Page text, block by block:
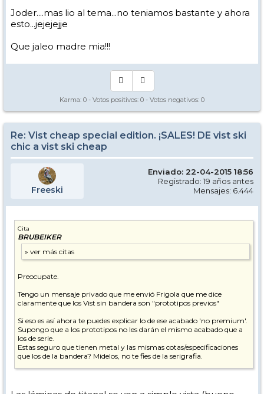
Joder....mas lio al tema...no teniamos bastante y ahora
esto...jejejejje
Que jaleo madre mia!!!
Karma: 0 - Votos positivos: 0 - Votos negativos: 0
Re: Vist cheap special edition. ¡SALES! DE vist ski
chic a vist ski cheap
Freeski
Enviado: 22-04-2015 18:56
Registrado: 19 años antes
Mensajes: 6.444
Cita
BRUBEIKER
Preocupate.
Tengo un mensaje privado que me envió Frigola que me dice
claramente que los Vist sin bandera son "prototipos previos"
Si eso es así ahora te puedes explicar lo de ese acabado 'no premium'.
Supongo que a los prototipos no les darán el mismo acabado que a
los de serie.
Estas seguro que tienen metal y las mismas cotas/especificaciones
que los de la bandera? Midelos, no te fies de la serigrafia.